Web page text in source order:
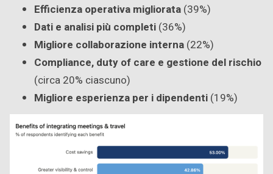
Efficienza operativa migliorata (39%)
Dati e analisi più completi (36%)
Migliore collaborazione interna (22%)
Compliance, duty of care e gestione del rischio
(circa 20% ciascuno)
Migliore esperienza per i dipendenti (19%)